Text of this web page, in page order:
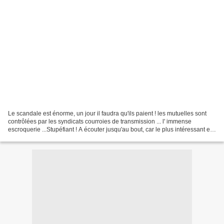
Le scandale est énorme, un jour il faudra qu'ils paient ! les mutuelles sont
contrôlées par les syndicats courroies de transmission ... l' immense
escroquerie ...Stupéfiant ! A écouter jusqu'au bout, car le plus intéressant est